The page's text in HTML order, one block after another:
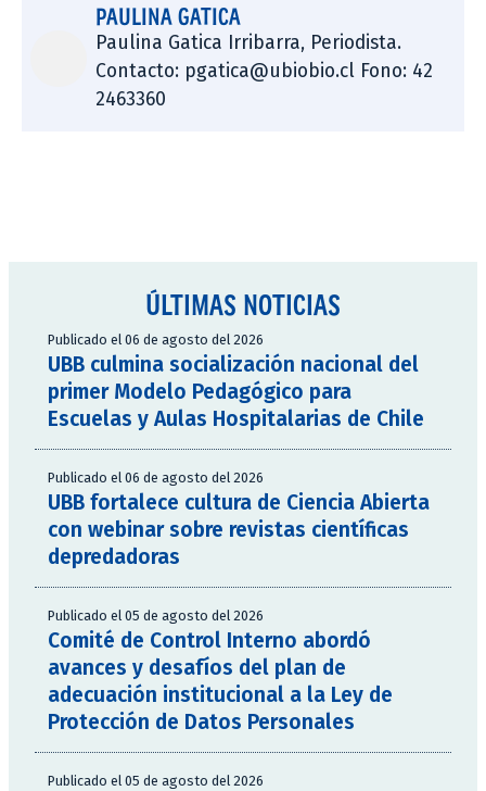
PAULINA GATICA
Paulina Gatica Irribarra, Periodista.
Contacto: pgatica@ubiobio.cl Fono: 42
2463360
ÚLTIMAS NOTICIAS
Publicado el 06 de agosto del 2026
UBB culmina socialización nacional del
primer Modelo Pedagógico para
Escuelas y Aulas Hospitalarias de Chile
Publicado el 06 de agosto del 2026
UBB fortalece cultura de Ciencia Abierta
con webinar sobre revistas científicas
depredadoras
Publicado el 05 de agosto del 2026
Comité de Control Interno abordó
avances y desafíos del plan de
adecuación institucional a la Ley de
Protección de Datos Personales
Publicado el 05 de agosto del 2026